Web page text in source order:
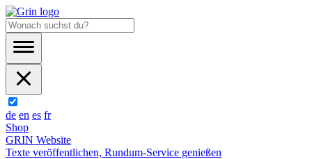
de en es fr
Shop
GRIN Website
Texte veröffentlichen, Rundum-Service genießen